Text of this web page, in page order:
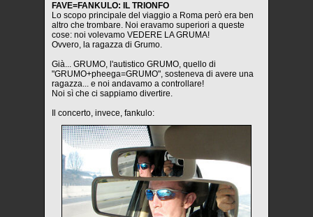
FAVE=FANKULO: IL TRIONFO
Lo scopo principale del viaggio a Roma però era ben
altro che trombare. Noi eravamo superiori a queste
cose: noi volevamo VEDERE LA GRUMA!
Ovvero, la ragazza di Grumo.
Già... GRUMO, l'autistico GRUMO, quello di
"GRUMO+pheega=GRUMO", sosteneva di avere una
ragazza... e noi andavamo a controllare!
Noi sì che ci sappiamo divertire.
Il concerto, invece, fankulo: